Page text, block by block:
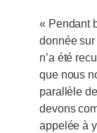
« Pendant
donnée
n’a été
que nous
parallèle
devons
appelée à